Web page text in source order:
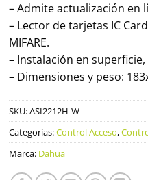
– Admite actualización en
– Lector de tarjetas IC
MIFARE.
– Instalación en
– Dimensiones y peso:
SKU:ASI2212H-W
Categorías:Control Acceso,
Marca: Dahua